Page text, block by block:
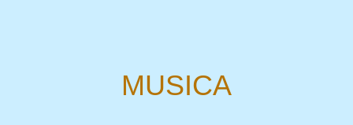
MUSICA